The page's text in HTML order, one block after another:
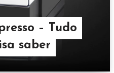
– Tudo
saber